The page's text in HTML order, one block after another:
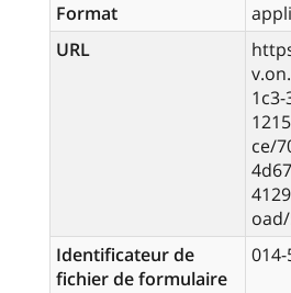
Format
URL
ce/
Identificateur de
fichier de formulaire
014-